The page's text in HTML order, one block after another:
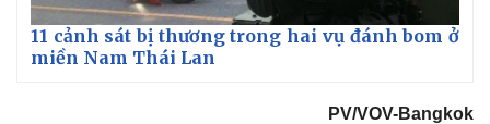
11 cảnh sát bị thương trong hai vụ đánh bom ở
miền Nam Thái Lan
PV/VOV-Bangkok